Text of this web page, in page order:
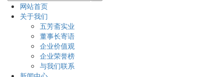
网站首页
关于我们
五芳斋实业
董事长寄语
企业价值观
企业荣誉榜
与我们联系